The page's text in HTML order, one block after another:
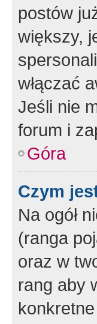
postów
większy,
włączać
Jeśli nie
forum i
Góra
Czym
Na ogół
(ranga
oraz w
rang aby